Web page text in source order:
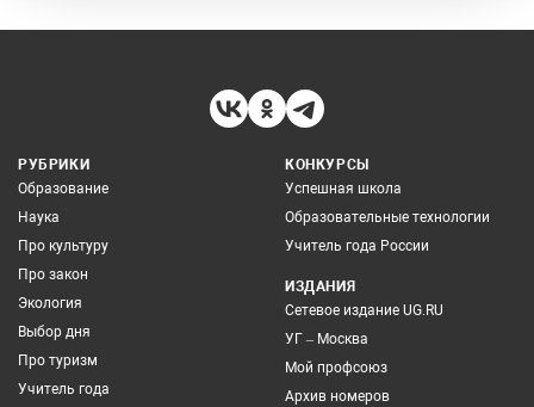
РУБРИКИ
Образование
Наука
Про культуру
Про закон
Экология
Выбор дня
Про туризм
Учитель года
КОНКУРСЫ
Успешная школа
Образовательные технологии
Учитель года России
ИЗДАНИЯ
Сетевое издание UG.RU
УГ – Москва
Мой профсоюз
Архив номеров